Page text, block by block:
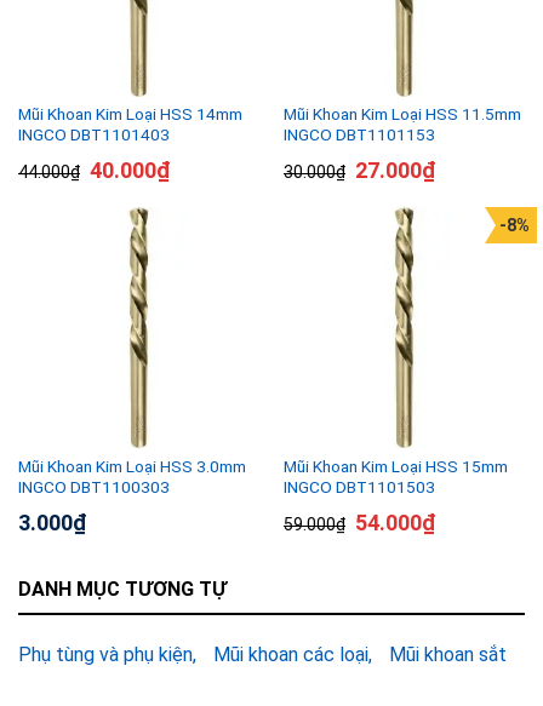
Mũi Khoan Kim Loại HSS 14mm
INGCO DBT1101403
44.000₫ 40.000₫
Mũi Khoan Kim Loại HSS 11.5mm
INGCO DBT1101153
30.000₫ 27.000₫
Mũi Khoan Kim Loại HSS 3.0mm
INGCO DBT1100303
3.000₫
Mũi Khoan Kim Loại HSS 15mm
INGCO DBT1101503
59.000₫
-8%
54.000₫
DANH MỤC TƯƠNG TỰ
Phụ tùng và phụ kiện Mũi khoan các loại Mũi khoan sắt